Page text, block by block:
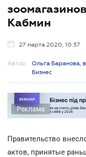
Кабмин
27 марта 2020, 10:37
Автор:
Ольга Баранова,
Бизнес
Реклама
Правительство
актов, принятые